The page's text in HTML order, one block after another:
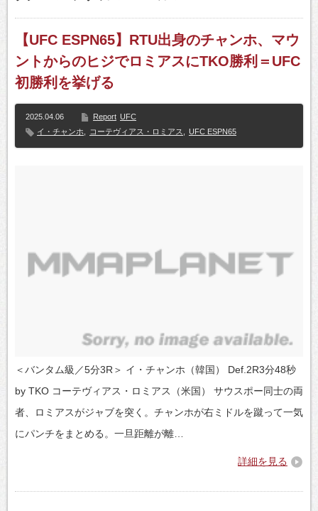
【UFC ESPN65】RTU出身のチャンホ、マウ
ントからのヒジでロミアスにTKO勝利＝UFC
初勝利を挙げる
2025.04.06 Report UFC
イ・チャンホ
コーテヴィアス・ロミアス UFC ESPN65
＜バンタム級／5分3R＞ イ・チャンホ（韓国） Def.2R3分48秒
by TKO コーテヴィアス・ロミアス（米国） サウスポー同士の両
者、ロミアスがジャブを突く。チャンホが右ミドルを蹴って一気
にパンチをまとめる。一旦距離が離…
詳細を見る